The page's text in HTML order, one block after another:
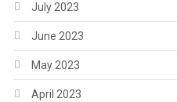
July 2023
June 2023
May 2023
April 2023